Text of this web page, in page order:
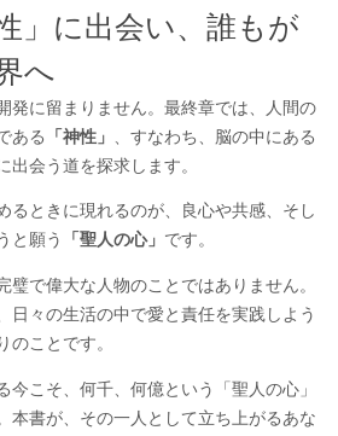
」に出会い、誰もが
へ
発に留まりません。最終章では、人間の
ある
「神性」
、すなわち、脳の中にある
出会う道を探求します。
るときに現れるのが、良心や共感、そし
と願う
「聖人の心」 です。
璧で偉大な人物のことではありません。
日々の生活の中で愛と責任を実践しよう
のことです。
今こそ、何千、何億という「聖人の心」
本書が、その一人として立ち上がるあな